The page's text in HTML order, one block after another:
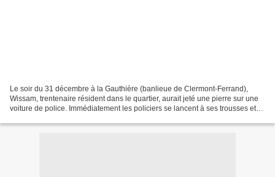
Le soir du 31 décembre à la Gauthière (banlieue de Clermont-Ferrand),
Wissam, trentenaire résident dans le quartier, aurait jeté une pierre sur une
voiture de police. Immédiatement les policiers se lancent à ses trousses et